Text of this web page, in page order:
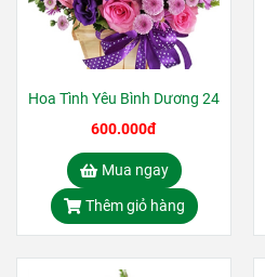
Hoa Tình Yêu Bình Dương 24
600.000đ
Mua ngay
Thêm giỏ hàng